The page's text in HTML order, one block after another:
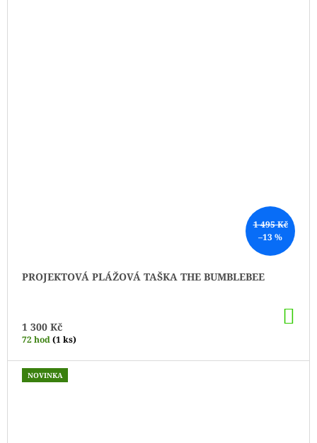
1 495 Kč
–13 %
PROJEKTOVÁ PLÁŽOVÁ TAŠKA THE BUMBLEBEE
1 300 Kč
72 hod(1 ks)
NOVINKA